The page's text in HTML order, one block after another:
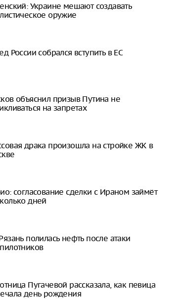
Украине мешают создавать
оружие
России собрался вступить в ЕС
объяснил призыв Путина не
на запретах
драка произошла на стройке ЖК в
согласование сделки с Ираном займёт
дней
полилась нефть после атаки
Пугачевой рассказала, как певица
день рождения